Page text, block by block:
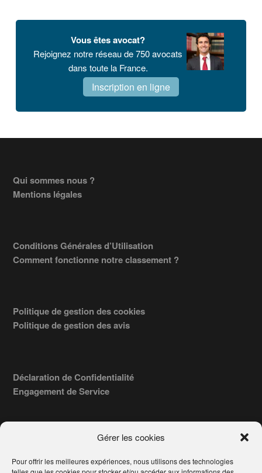
Gérer les cookies
Pour offrir les meilleures expériences, nous utilisons des technologies
Vous êtes avocat?
Rejoignez notre réseau de 750 avocats
dans toute la France.
Inscription en ligne
Footer
Qui sommes nous ?
Mentions légales
Conditions Générales d’Utilisation
Comment fonctionne notre classement ?
Politique de gestion des cookies
Politique de gestion des avis
Déclaration de Confidentialité
Engagement de Service
COPYRIGHT © 2026 · TROUVERVOTREAVOCAT.COM, ÉDITÉ PAR